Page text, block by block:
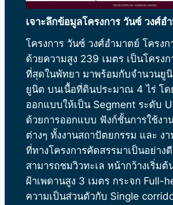
เจาะลึกข้อมูลโครงการ วันซ์ วงศ์อ
โครงการ วันซ์ วงศ์อำมาตย์ โครง
ด้วยความสูง 239 เมตร เป็นโครง
ที่สุดในพัทยา มาพร้อมกับจำนวนยู
ยูนิต บนเนื้อที่ดินประมาณ 4 ไร่ โด
ออกแบบให้เป็น Segment ระดับ
ด้วยการออกแบบ ฟังก์ชั้นการใช้งา
ต่างๆ ทั้งงานสถาปัตยกรรม และ ง
ที่ทางโครงการคัดสรรมาเป็นอย่าง
สามารถชมวิวทะเล หน้ากว้างเริ่มต้
ฝ้าเพดานสูง 3 เมตร กระจก Full-
ความเป็นส่วนตัวกับ Single